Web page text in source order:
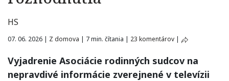
HS
07. 06. 2026 | Z domova | 7 min. čítania | 23 komentárov |
Vyjadrenie Asociácie rodinných sudcov na
nepravdivé informácie zverejnené v televízii